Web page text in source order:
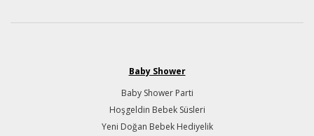
Baby Shower
Baby Shower Parti
Hoşgeldin Bebek Süsleri
Yeni Doğan Bebek Hediyelik